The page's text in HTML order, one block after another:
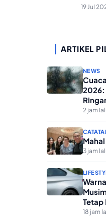
19 Jul
ARTIKEL
NEWS
2026:
2 jam
3 jam
Tetap
18 jam